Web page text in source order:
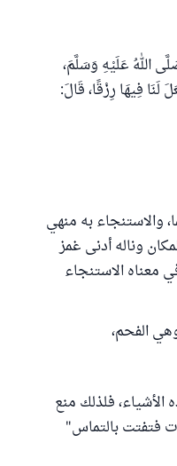
صَلَّى اللهُ عَلَيْهِ وَسَلَّمَ،
فِيهَا رِزْقًا، قَالَ:
والاستنجاء به منهي
وناله أدنى غمز
معناه الاستنجاء
الفحم،
فلذلك منع
فتفتت بالتماس"